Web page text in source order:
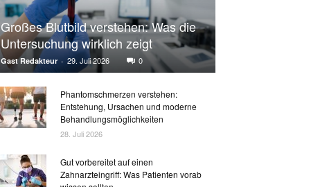
Großes Blutbild verstehen: Was die
Untersuchung wirklich zeigt
Gast Redakteur - 29. Juli 2026 0
Phantomschmerzen verstehen:
Entstehung, Ursachen und moderne
Behandlungsmöglichkeiten
28. Juli 2026
Gut vorbereitet auf einen
Zahnarzteingriff: Was Patienten vorab